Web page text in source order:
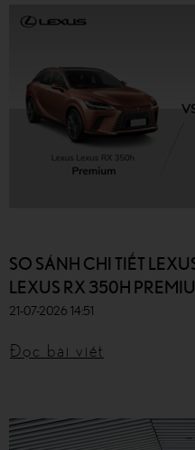
SO SÁNH CHI TIẾT
LEXUS RX 350H
TỐT NHẤT?
21-07-2026 14:51
Đọc bài viết